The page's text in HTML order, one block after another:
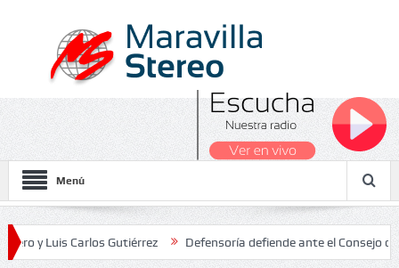
Menú
Carlos Gutiérrez Defensoría defiende ante el Consejo de Estado